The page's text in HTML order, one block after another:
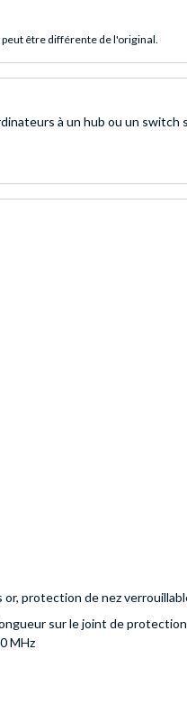
être différente de l'original.
à un hub ou un
protection de nez
sur le joint de
MHz